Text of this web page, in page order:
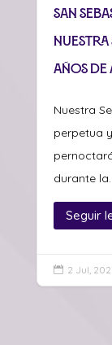
San
Nuestra
años de
Nuestra
perpetua
durante
Seguir
 2 Jul,